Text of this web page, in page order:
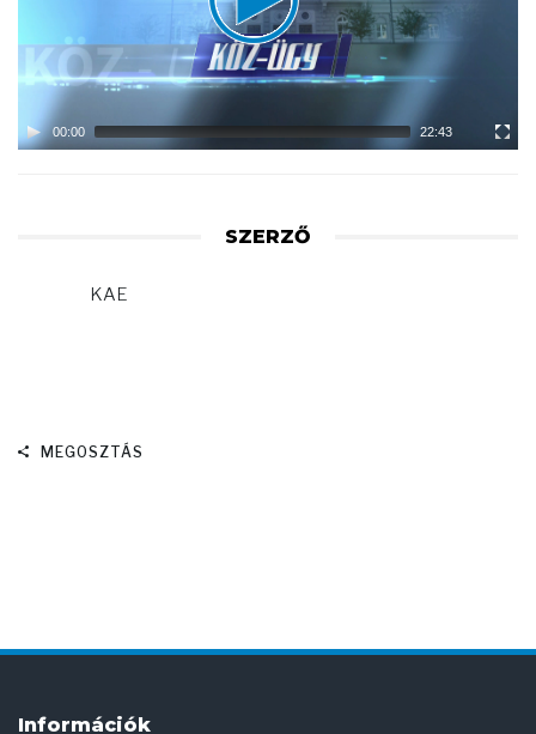
00:00 22:43
SZERZŐ
KAE
MEGOSZTÁS
Információk